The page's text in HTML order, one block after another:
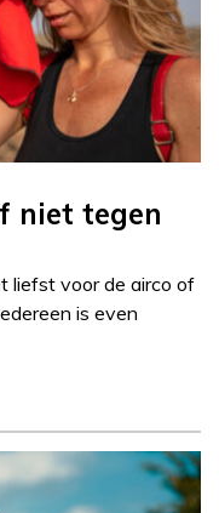
niet tegen
liefst voor de airco of
is even